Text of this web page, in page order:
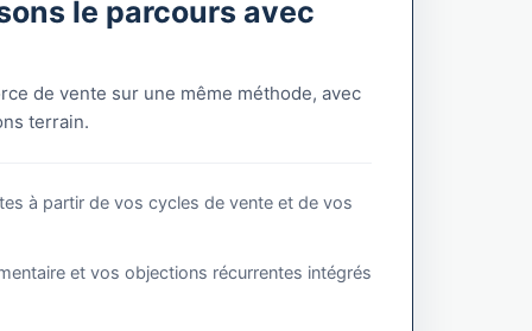
le parcours avec
de vente sur une même méthode, avec
terrain.
à partir de vos cycles de vente et de vos
et vos objections récurrentes intégrés